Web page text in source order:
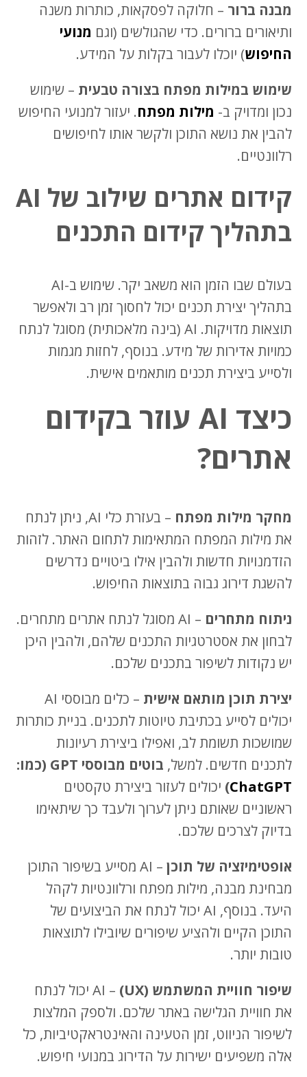
מבנה ברור – חלוקה לפסקאות, כותרות משנה
ותיאורים ברורים. כדי שהגולשים (וגם מנועי
החיפוש) יוכלו לעבור בקלות על המידע.
שימוש במילות מפתח בצורה טבעית – שימוש
נכון ומדויק ב- מילות מפתח. יעזור למנועי החיפוש
להבין את נושא התוכן ולקשר אותו לחיפושים
רלוונטיים.
קידום אתרים שילוב של AI
בתהליך קידום התכנים
בעולם שבו הזמן הוא משאב יקר. שימוש ב-AI
בתהליך יצירת תכנים יכול לחסוך זמן רב ולאפשר
תוצאות מדויקות. AI (בינה מלאכותית) מסוגל לנתח
כמויות אדירות של מידע. בנוסף, לחזות מגמות
ולסייע ביצירת תכנים מותאמים אישית.
כיצד AI עוזר בקידום
אתרים?
מחקר מילות מפתח
– בעזרת כלי AI, ניתן לנתח
את מילות המפתח המתאימות לתחום האתר. לזהות
הזדמנויות חדשות ולהבין אילו ביטויים נדרשים
להשגת דירוג גבוה בתוצאות החיפוש.
ניתוח מתחרים
– AI מסוגל לנתח אתרים מתחרים.
לבחון את אסטרטגיות התכנים שלהם, ולהבין היכן
יש נקודות לשיפור בתכנים שלכם.
יצירת תוכן מותאם אישית
– כלים מבוססי AI
יכולים לסייע בכתיבת טיוטות לתכנים. בניית כותרות
שמושכות תשומת לב, ואפילו ביצירת רעיונות
לתכנים חדשים. למשל, בוטים מבוססי GPT (כמו:
ChatGPT
) יכולים לעזור ביצירת טקסטים
ראשוניים שאותם ניתן לערוך ולעבד כך שיתאימו
בדיוק לצרכים שלכם.
אופטימיזציה של תוכן
– AI מסייע בשיפור התוכן
מבחינת מבנה, מילות מפתח ורלוונטיות לקהל
היעד. בנוסף, AI יכול לנתח את הביצועים של
התוכן הקיים ולהציע שיפורים שיובילו לתוצאות
טובות יותר.
שיפור חוויית המשתמש (UX)
– AI יכול לנתח
את חוויית הגלישה באתר שלכם. ולספק המלצות
לשיפור הניווט, זמן הטעינה והאינטראקטיביות, כל
אלה משפיעים ישירות על הדירוג במנועי חיפוש.